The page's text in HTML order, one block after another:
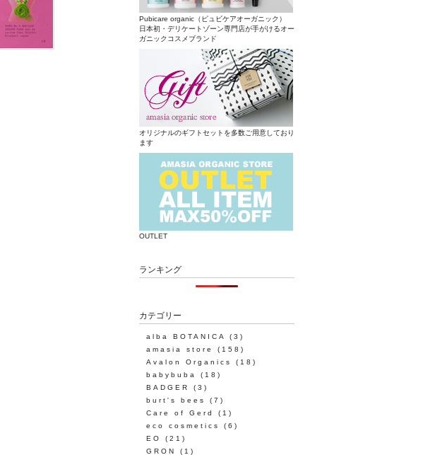
Pubicare organic（ピュビケアオーガニック）
日本初・デリケートゾーン専門店が手がけるオー
ガニックコスメブランド
オリジナルのギフトセットを多数ご用意しており
ます
OUTLET
ランキング
カテゴリー
alba BOTANICA
(3)
amasia store
(158)
Avalon Organics
(18)
babybuba
(18)
BADGER
(3)
burt's bees
(7)
Care of Gerd
(1)
eco cosmetics
(6)
EO
(21)
GRON
(1)